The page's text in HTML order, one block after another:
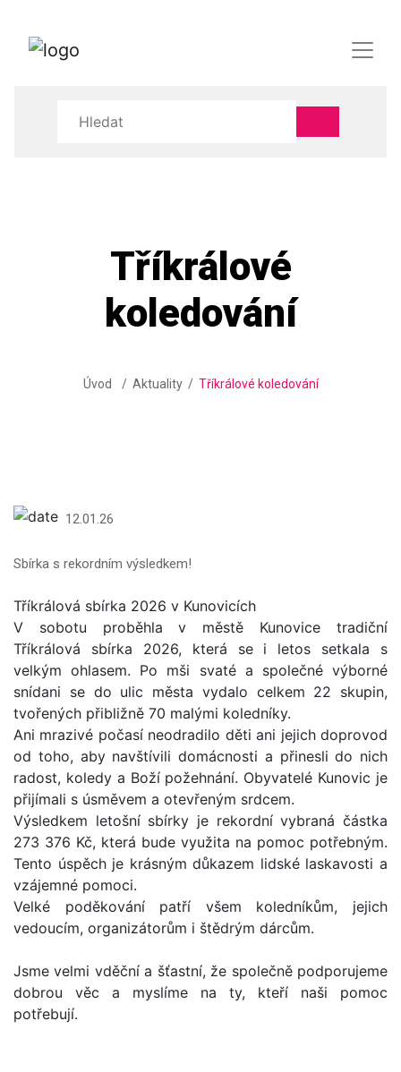
Tříkrálové
koledování
Úvod Aktuality Tříkrálové koledování
12.01.26
Sbírka s rekordním výsledkem!
Tříkrálová sbírka 2026 v Kunovicích
V sobotu proběhla v městě Kunovice tradiční
Tříkrálová sbírka 2026, která se i letos setkala s
velkým ohlasem. Po mši svaté a společné výborné
snídani se do ulic města vydalo celkem 22 skupin,
tvořených přibližně 70 malými koledníky.
Ani mrazivé počasí neodradilo děti ani jejich doprovod
od toho, aby navštívili domácnosti a přinesli do nich
radost, koledy a Boží požehnání. Obyvatelé Kunovic je
přijímali s úsměvem a otevřeným srdcem.
Výsledkem letošní sbírky je rekordní vybraná částka
273 376 Kč, která bude využita na pomoc potřebným.
Tento úspěch je krásným důkazem lidské laskavosti a
vzájemné pomoci.
Velké poděkování patří všem koledníkům, jejich
vedoucím, organizátorům i štědrým dárcům.
Jsme velmi vděční a šťastní, že společně podporujeme
dobrou věc a myslíme na ty, kteří naši pomoc
potřebují.